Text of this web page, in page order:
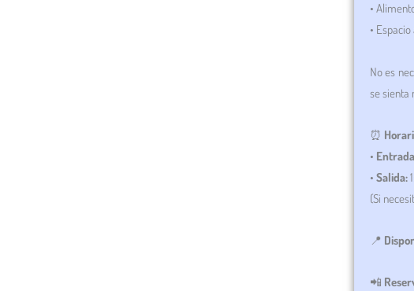
•
•
No es
se sienta
⏰
•
• Salida:
(Si
📍
📲